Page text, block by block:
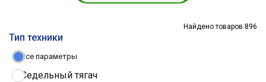
Найдено товаров:896
Тип техники
Все параметры
Седельный тягач